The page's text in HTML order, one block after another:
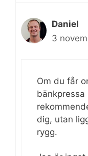
Daniel
3
Om du får
bänkpressa
dig, utan
rygg.